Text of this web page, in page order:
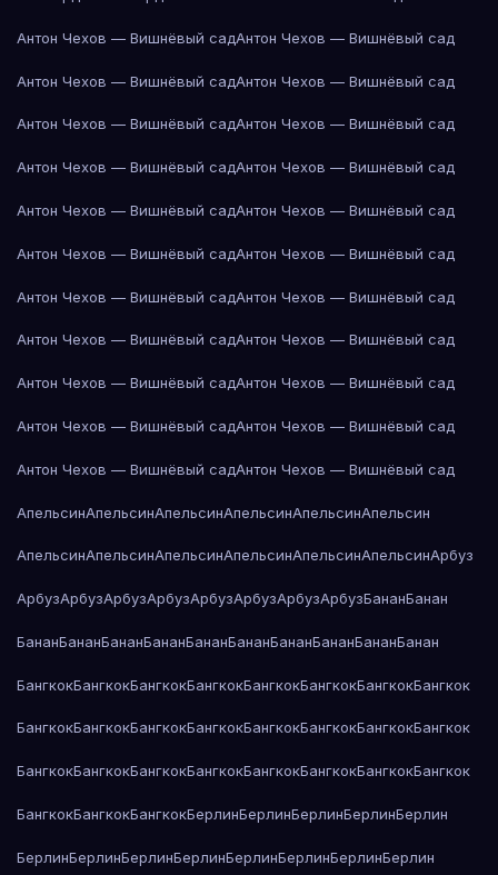
Антон Чехов — Вишнёвый садАнтон Чехов — Вишнёвый сад
Антон Чехов — Вишнёвый садАнтон Чехов — Вишнёвый сад
Антон Чехов — Вишнёвый садАнтон Чехов — Вишнёвый сад
Антон Чехов — Вишнёвый садАнтон Чехов — Вишнёвый сад
Антон Чехов — Вишнёвый садАнтон Чехов — Вишнёвый сад
Антон Чехов — Вишнёвый садАнтон Чехов — Вишнёвый сад
Антон Чехов — Вишнёвый садАнтон Чехов — Вишнёвый сад
Антон Чехов — Вишнёвый садАнтон Чехов — Вишнёвый сад
Антон Чехов — Вишнёвый садАнтон Чехов — Вишнёвый сад
Антон Чехов — Вишнёвый садАнтон Чехов — Вишнёвый сад
Антон Чехов — Вишнёвый садАнтон Чехов — Вишнёвый сад
АпельсинАпельсинАпельсинАпельсинАпельсинАпельсин
АпельсинАпельсинАпельсинАпельсинАпельсинАпельсинАрбуз
АрбузАрбузАрбузАрбузАрбузАрбузАрбузАрбузБананБанан
БананБананБананБананБананБананБананБананБананБанан
БангкокБангкокБангкокБангкокБангкокБангкокБангкокБангкок
БангкокБангкокБангкокБангкокБангкокБангкокБангкокБангкок
БангкокБангкокБангкокБангкокБангкокБангкокБангкокБангкок
БангкокБангкокБангкокБерлинБерлинБерлинБерлинБерлин
БерлинБерлинБерлинБерлинБерлинБерлинБерлинБерлин